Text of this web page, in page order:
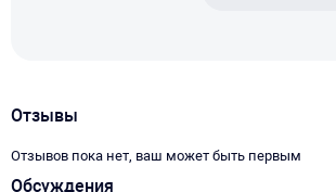
Отзывы
Отзывов пока нет, ваш может быть первым
Обсуждения